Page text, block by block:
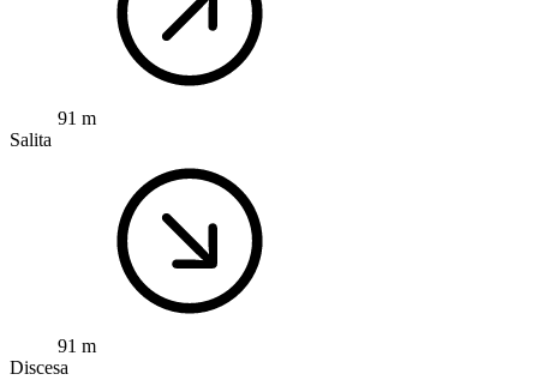
91 m
Salita
91 m
Discesa